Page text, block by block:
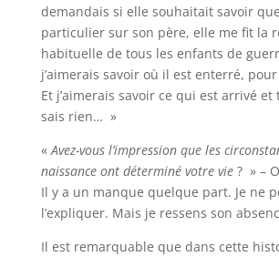
demandais si elle souhaitait savoir
particulier sur son père, elle me fit la
habituelle de tous les enfants de
j’aimerais savoir où il est enterré,
Et j’aimerais savoir ce qui est arrivé
sais rien… »
«Avez-vous l’impression que les
naissance ont déterminé votre vie? » –
Il y a un manque quelque part. Je ne
l’expliquer. Mais je ressens son
Il est remarquable que dans cette